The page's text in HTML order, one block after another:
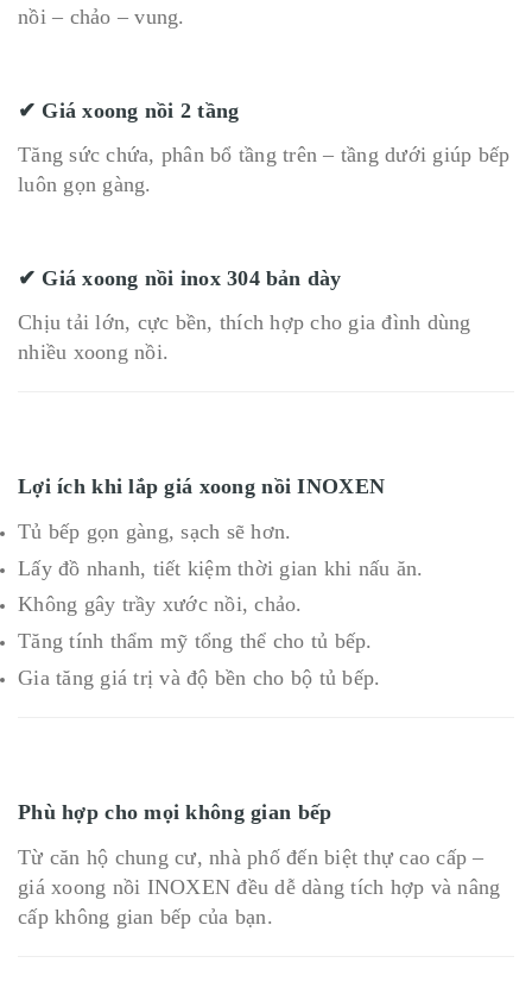
nồi – chảo – vung.
✔ Giá xoong nồi 2 tầng
Tăng sức chứa, phân bổ tầng trên – tầng dưới giúp bếp
luôn gọn gàng.
✔ Giá xoong nồi inox 304 bản dày
Chịu tải lớn, cực bền, thích hợp cho gia đình dùng
nhiều xoong nồi.
Lợi ích khi lắp giá xoong nồi INOXEN
Tủ bếp gọn gàng, sạch sẽ hơn.
Lấy đồ nhanh, tiết kiệm thời gian khi nấu ăn.
Không gây trầy xước nồi, chảo.
Tăng tính thẩm mỹ tổng thể cho tủ bếp.
Gia tăng giá trị và độ bền cho bộ tủ bếp.
Phù hợp cho mọi không gian bếp
Từ căn hộ chung cư, nhà phố đến biệt thự cao cấp –
giá xoong nồi INOXEN đều dễ dàng tích hợp và nâng
cấp không gian bếp của bạn.